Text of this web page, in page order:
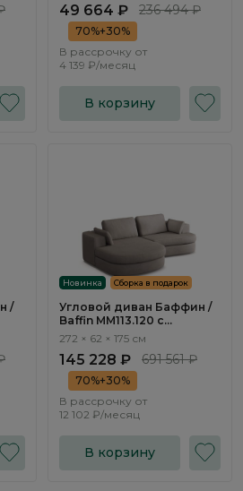
49 664 ₽ 236 494 ₽
70%+30%
В рассрочку от
4 139 ₽/месяц
В корзину
/
Новинка Сборка в подарок
Угловой диван Баффин /
Baffin ММ113.120 с
оттоманкой и
272 × 62 × 175 см
145 228 ₽ 691 561 ₽
70%+30%
В рассрочку от
12 102 ₽/месяц
В корзину